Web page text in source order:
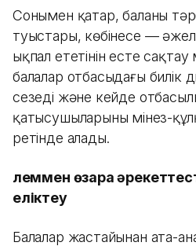
Сонымен қатар, баланың
туыстары, көбінесе —
ықпал ететінін есте
балалар отбасыдағы билік
сезеді және кейде
қатысушыларының мінез-
ретінде алады.
Әлеммен өзара
еліктеу
Балалар жастайынан ата-